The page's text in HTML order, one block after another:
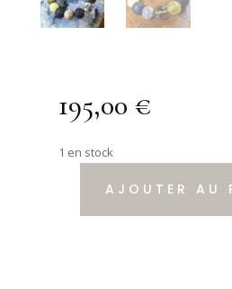
195,00 €
1 en stock
quantité
AJOUTER AU